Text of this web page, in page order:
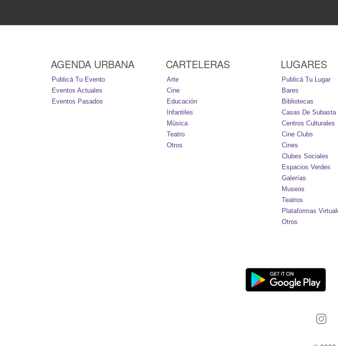
AGENDA URBANA
Publicá Tu Evento
Eventos Actuales
Eventos Pasados
CARTELERAS
Arte
Cine
Educación
Infantiles
Música
Teatro
Otros
LUGARES
Publicá Tu Lugar
Bares
Bibliotecas
Casas De Subasta
Centros Culturales
Cine Clubs
Cines
Clubes Sociales
Espacios Verdes
Galerías
Museos
Teatros
Plataformas
Otros